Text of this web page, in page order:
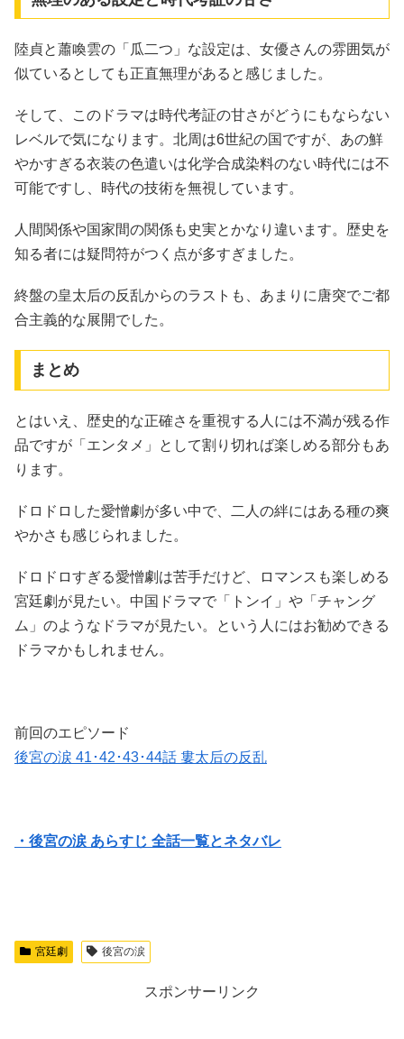
陸貞と蕭喚雲の「瓜二つ」な設定は、女優さんの雰囲気が
似ているとしても正直無理があると感じました。
そして、このドラマは時代考証の甘さがどうにもならない
レベルで気になります。北周は6世紀の国ですが、あの鮮
やかすぎる衣装の色遣いは化学合成染料のない時代には不
可能ですし、時代の技術を無視しています。
人間関係や国家間の関係も史実とかなり違います。歴史を
知る者には疑問符がつく点が多すぎました。
終盤の皇太后の反乱からのラストも、あまりに唐突でご都
合主義的な展開でした。
まとめ
とはいえ、歴史的な正確さを重視する人には不満が残る作
品ですが「エンタメ」として割り切れば楽しめる部分もあ
ります。
ドロドロした愛憎劇が多い中で、二人の絆にはある種の爽
やかさも感じられました。
ドロドロすぎる愛憎劇は苦手だけど、ロマンスも楽しめる
宮廷劇が見たい。中国ドラマで「トンイ」や「チャング
ム」のようなドラマが見たい。という人にはお勧めできる
ドラマかもしれません。
前回のエピソード
後宮の涙 41･42･43･44話 婁太后の反乱
・後宮の涙 あらすじ 全話一覧とネタバレ
宮廷劇 後宮の涙
スポンサーリンク